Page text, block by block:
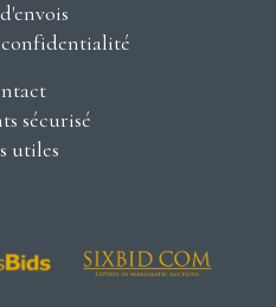
sécurisé
utiles